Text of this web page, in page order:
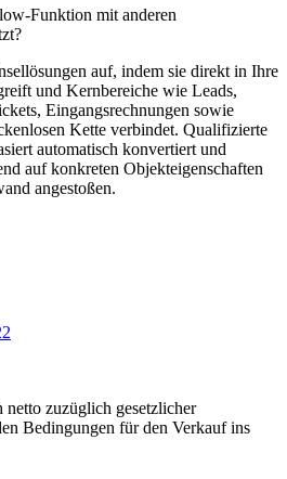
Funktion mit anderen
auf, indem sie direkt in Ihre
und Kernbereiche wie Leads,
Eingangsrechnungen sowie
Kette verbindet. Qualifizierte
automatisch konvertiert und
auf konkreten Objekteigenschaften
angestoßen.
netto zuzüglich gesetzlicher
Bedingungen für den Verkauf ins